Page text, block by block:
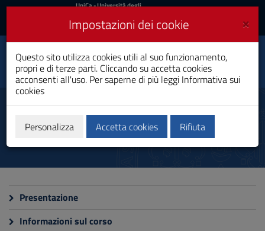
Vai
al
navigazione
sito
al
Footer
UniCa
Accedi
UniCa- Università degli
Accedi UniCA News
Toggle
navigation
Ingegneria Civile
Laurea Magistrale
Corso
Presentazione
Informazioni sul corso
×
Impostazioni dei cookie
Questo sito utilizza cookies utili al suo funzionamento,
propri e di terze parti. Cliccando su accetta cookies
acconsenti all'uso. Per saperne di più leggi Informativa sui
cookies
Personalizza Accetta cookies Rifiuta